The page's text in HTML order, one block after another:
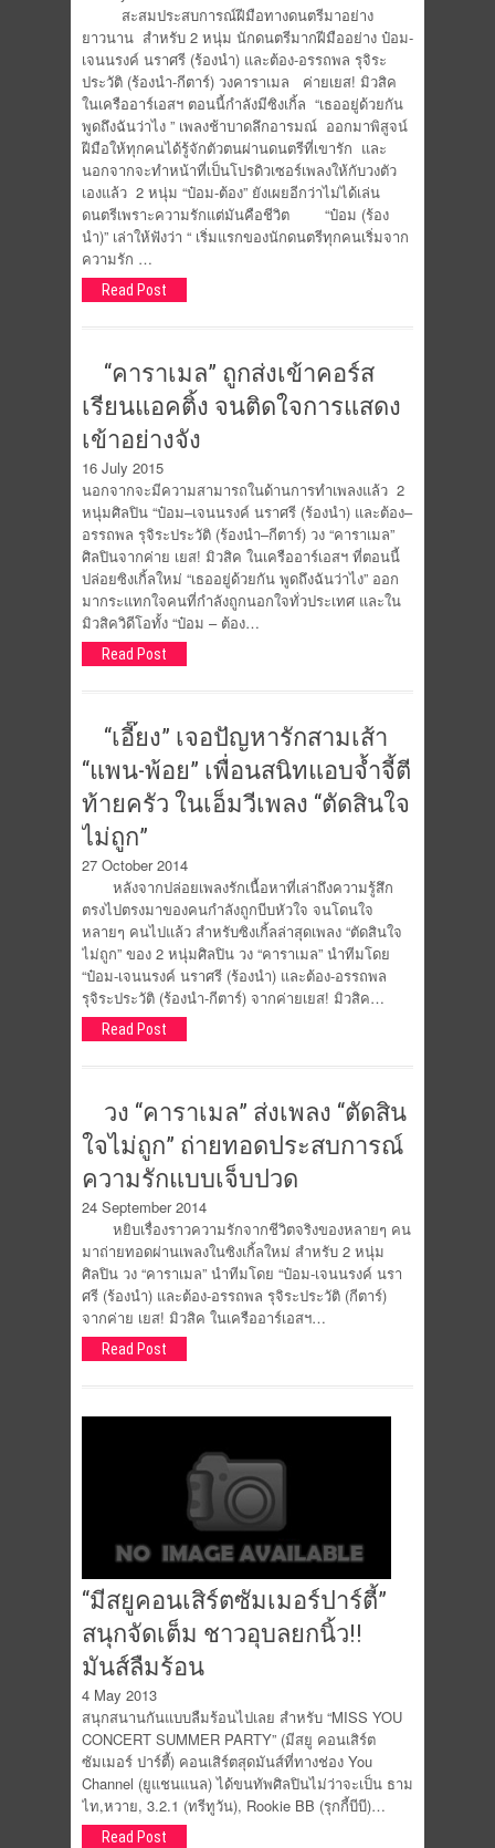
สะสมประสบการณ์ฝีมือทางดนตรีมาอย่าง
ยาวนาน สำหรับ 2 หนุ่ม นักดนตรีมากฝีมืออย่าง ป๋อม-
เจนนรงค์ นราศรี (ร้องนำ) และต้อง-อรรถพล รุจิระ
ประวัติ (ร้องนำ-กีตาร์) วงคาราเมล ค่ายเยส! มิวสิค
ในเครืออาร์เอสฯ ตอนนี้กำลังมีซิงเกิ้ล “เธออยู่ด้วยกัน
พูดถึงฉันว่าไง ” เพลงช้าบาดลึกอารมณ์ ออกมาพิสูจน์
ฝีมือให้ทุกคนได้รู้จักตัวตนผ่านดนตรีที่เขารัก และ
นอกจากจะทำหน้าที่เป็นโปรดิวเซอร์เพลงให้กับวงตัว
เองแล้ว 2 หนุ่ม “ป๋อม-ต้อง” ยังเผยอีกว่าไม่ได้เล่น
ดนตรีเพราะความรักแต่มันคือชีวิต “ป๋อม (ร้อง
นำ)” เล่าให้ฟังว่า “ เริ่มแรกของนักดนตรีทุกคนเริ่มจาก
ความรัก …
Read Post
“คาราเมล” ถูกส่งเข้าคอร์ส
เรียนแอคติ้ง จนติดใจการแสดง
เข้าอย่างจัง
16 July 2015
นอกจากจะมีความสามารถในด้านการทำเพลงแล้ว 2
หนุ่มศิลปิน “ป๋อม–เจนนรงค์ นราศรี (ร้องนำ) และต้อง–
อรรถพล รุจิระประวัติ (ร้องนำ–กีตาร์) วง “คาราเมล”
ศิลปินจากค่าย เยส! มิวสิค ในเครืออาร์เอสฯ ที่ตอนนี้
ปล่อยซิงเกิ้ลใหม่ “เธออยู่ด้วยกัน พูดถึงฉันว่าไง” ออก
มากระแทกใจคนที่กำลังถูกนอกใจทั่วประเทศ และใน
มิวสิควิดีโอทั้ง “ป๋อม – ต้อง…
Read Post
“เอี๊ยง” เจอปัญหารักสามเส้า
“แพน-พ้อย” เพื่อนสนิทแอบจ้ำจี้ตี
ท้ายครัว ในเอ็มวีเพลง “ตัดสินใจ
ไม่ถูก”
27 October 2014
หลังจากปล่อยเพลงรักเนื้อหาที่เล่าถึงความรู้สึก
ตรงไปตรงมาของคนกำลังถูกบีบหัวใจ จนโดนใจ
หลายๆ คนไปแล้ว สำหรับซิงเกิ้ลล่าสุดเพลง “ตัดสินใจ
ไม่ถูก” ของ 2 หนุ่มศิลปิน วง “คาราเมล” นำทีมโดย
“ป๋อม-เจนนรงค์ นราศรี (ร้องนำ) และต้อง-อรรถพล
รุจิระประวัติ (ร้องนำ-กีตาร์) จากค่ายเยส! มิวสิค…
Read Post
วง “คาราเมล” ส่งเพลง “ตัดสิน
ใจไม่ถูก” ถ่ายทอดประสบการณ์
ความรักแบบเจ็บปวด
24 September 2014
หยิบเรื่องราวความรักจากชีวิตจริงของหลายๆ คน
มาถ่ายทอดผ่านเพลงในซิงเกิ้ลใหม่ สำหรับ 2 หนุ่ม
ศิลปิน วง “คาราเมล” นำทีมโดย “ป๋อม-เจนนรงค์ นรา
ศรี (ร้องนำ) และต้อง-อรรถพล รุจิระประวัติ (กีตาร์)
จากค่าย เยส! มิวสิค ในเครืออาร์เอสฯ…
Read Post
“มีสยูคอนเสิร์ตซัมเมอร์ปาร์ตี้”
สนุกจัดเต็ม ชาวอุบลยกนิ้ว!!
มันส์ลืมร้อน
4 May 2013
สนุกสนานกันแบบลืมร้อนไปเลย สำหรับ “MISS YOU
CONCERT SUMMER PARTY” (มีสยู คอนเสิร์ต
ซัมเมอร์ ปาร์ตี้) คอนเสิร์ตสุดมันส์ที่ทางช่อง You
Channel (ยูแชนแนล) ได้ขนทัพศิลปินไม่ว่าจะเป็น ธาม
ไท,หวาย, 3.2.1 (ทรีทูวัน), Rookie BB (รุกกี้บีบี)…
Read Post